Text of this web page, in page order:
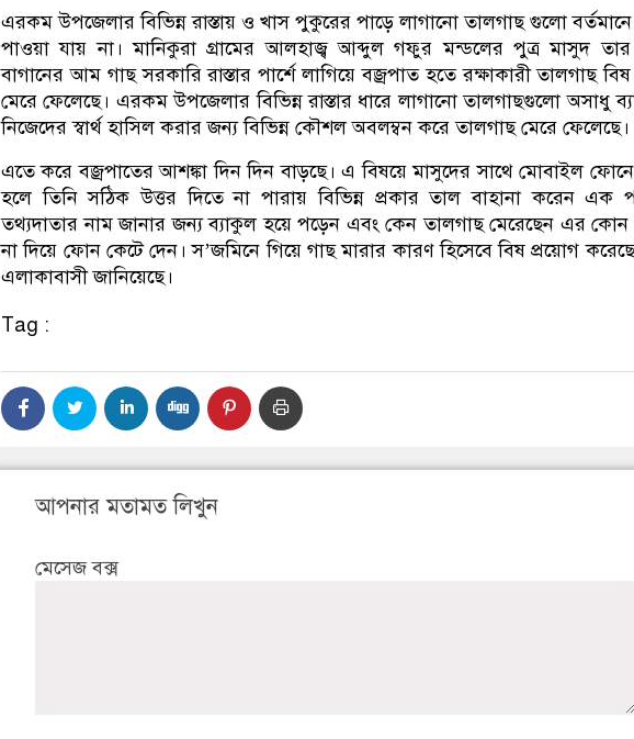
এরকম উপজেলার বিভিন্ন রাস্তায় ও খাস পুকুরের পাড়ে লাগানো তালগাছ গুলো
পাওয়া যায় না। মানিকুরা গ্রামের আলহাজ্ব আব্দুল গফুর মন্ডলের পুত্র মাসুদ
বাগানের আম গাছ সরকারি রাস্তার পার্শে লাগিয়ে বজ্রপাত হতে রক্ষাকারী তালগাছ বিষ
মেরে ফেলেছে। এরকম উপজেলার বিভিন্ন রাস্তার ধারে লাগানো তালগাছগুলো অসাধু
নিজেদের স্বার্থ হাসিল করার জন্য বিভিন্ন কৌশল অবলম্বন করে তালগাছ মেরে ফেলেছে।
এতে করে বজ্রপাতের আশঙ্কা দিন দিন বাড়ছে। এ বিষয়ে মাসুদের সাথে মোবাইল
হলে তিনি সঠিক উত্তর দিতে না পারায় বিভিন্ন প্রকার তাল বাহানা করেন এক
তথ্যদাতার নাম জানার জন্য ব্যাকুল হয়ে পড়েন এবং কেন তালগাছ মেরেছেন এর কোন
না দিয়ে ফোন কেটে দেন। স’জমিনে গিয়ে গাছ মারার কারণ হিসেবে বিষ প্রয়োগ
এলাকাবাসী জানিয়েছে।
Tag :
আপনার মতামত লিখুন
মেসেজ বক্স